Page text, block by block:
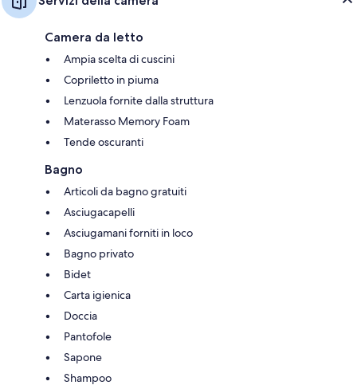
Camera da letto
Ampia scelta di cuscini
Copriletto in piuma
Lenzuola fornite dalla struttura
Materasso Memory Foam
Tende oscuranti
Bagno
Articoli da bagno gratuiti
Asciugacapelli
Asciugamani forniti in loco
Bagno privato
Bidet
Carta igienica
Doccia
Pantofole
Sapone
Shampoo